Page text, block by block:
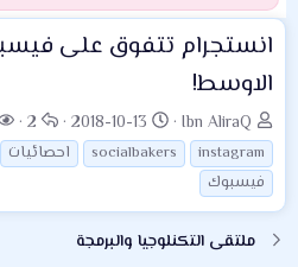
انستجرام تتفوق على
الاوسط!
ب
ا
د
ئ
ل
Ibn AliraQ
ت
ا
ر
ا
2018-10-13
ا
ل
ر
2
instagram
socialbakers احصائيات
فيسبوك
ملتقى التكنلوجيا والبرمجة